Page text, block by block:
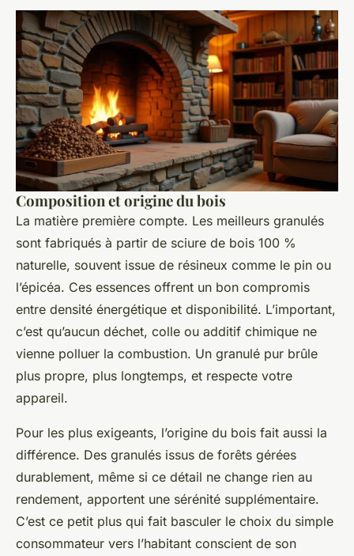
Composition et origine du bois
La matière première compte. Les meilleurs granulés
sont fabriqués à partir de sciure de bois 100 %
naturelle, souvent issue de résineux comme le pin ou
l’épicéa. Ces essences offrent un bon compromis
entre densité énergétique et disponibilité. L’important,
c’est qu’aucun déchet, colle ou additif chimique ne
vienne polluer la combustion. Un granulé pur brûle
plus propre, plus longtemps, et respecte votre
appareil.
Pour les plus exigeants, l’origine du bois fait aussi la
différence. Des granulés issus de forêts gérées
durablement, même si ce détail ne change rien au
rendement, apportent une sérénité supplémentaire.
C’est ce petit plus qui fait basculer le choix du simple
consommateur vers l’habitant conscient de son